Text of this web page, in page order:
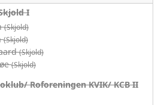
I
(Skjold)
(Skjold)
(Skjold)
(Skjold)
Roforeningen KVIK/ KCB II